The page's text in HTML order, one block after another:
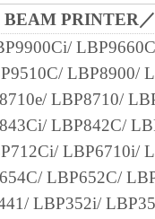
YOU TO
YOU WITH
THE
AND
IS
OF ANY KIND,
INCLUDING,
WARRANTIES
BEAM PRINTER
LBP8900/
LBP8710/
LBP842C/
LBP6710i/
LBP652C/
LBP352i/